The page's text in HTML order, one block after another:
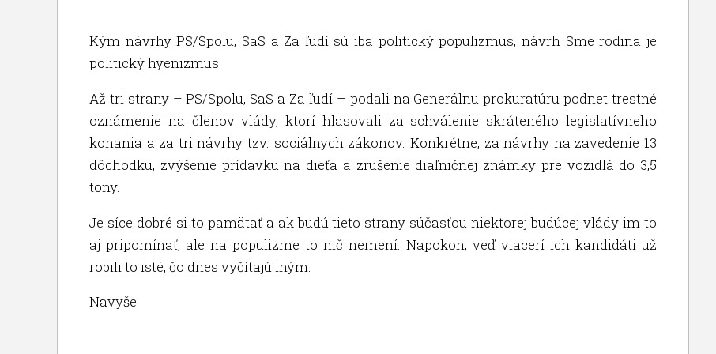
Kým návrhy PS/Spolu, SaS a Za ľudí sú iba politický populizmus, návrh Sme rodina je
politický hyenizmus.
Až tri strany – PS/Spolu, SaS a Za ľudí – podali na Generálnu prokuratúru podnet trestné
oznámenie na členov vlády, ktorí hlasovali za schválenie skráteného legislatívneho
konania a za tri návrhy tzv. sociálnych zákonov. Konkrétne, za návrhy na zavedenie 13
dôchodku, zvýšenie prídavku na dieťa a zrušenie diaľničnej známky pre vozidlá do 3,5
tony.
Je síce dobré si to pamätať a ak budú tieto strany súčasťou niektorej budúcej vlády im to
aj pripomínať, ale na populizme to nič nemení. Napokon, veď viacerí ich kandidáti už
robili to isté, čo dnes vyčítajú iným.
Navyše: